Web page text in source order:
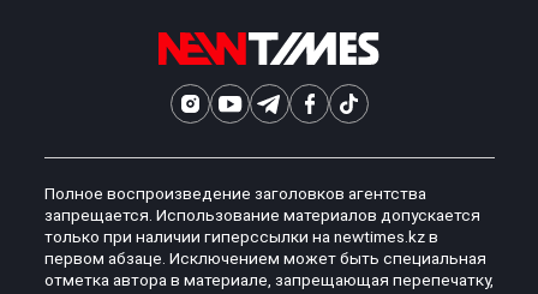
Полное воспроизведение заголовков агентства
запрещается. Использование материалов допускается
только при наличии гиперссылки на newtimes.kz в
первом абзаце. Исключением может быть специальная
отметка автора в материале, запрещающая перепечатку,